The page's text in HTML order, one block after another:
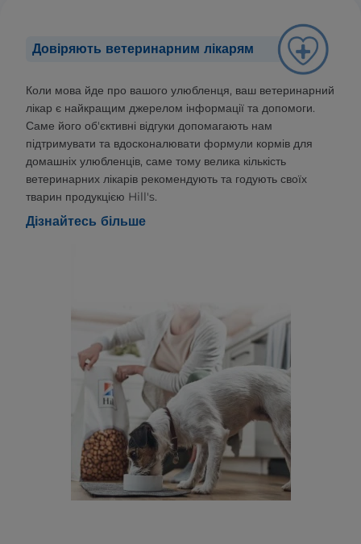
Довіряють ветеринарним лікарям
Коли мова йде про вашого улюбленця, ваш ветеринарний
лікар є найкращим джерелом інформації та допомоги.
Саме його об'єктивні відгуки допомагають нам
підтримувати та вдосконалювати формули кормів для
домашніх улюбленців, саме тому велика кількість
ветеринарних лікарів рекомендують та годують своїх
тварин продукцією Hill's.
Дізнайтесь більше